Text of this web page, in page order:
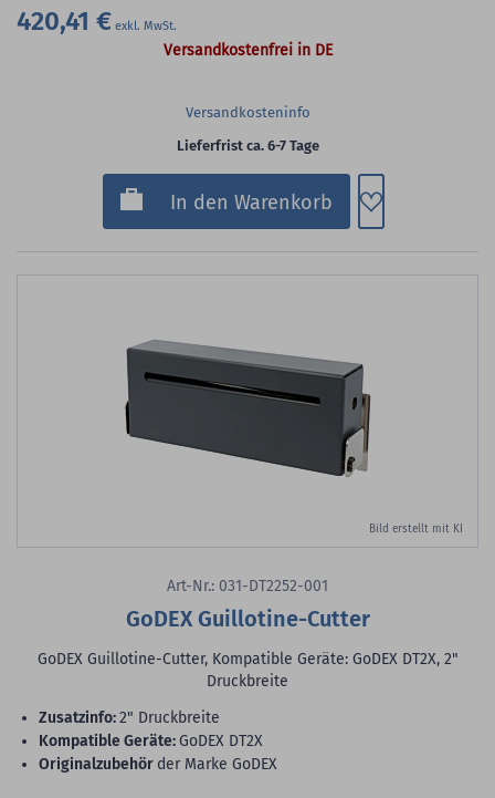
420,41 €
Versandkostenfrei in DE
Versandkosteninfo
Lieferfrist ca. 6-7 Tage
In den Warenkorb Zum
Bild erstellt mit KI
Art-Nr.: 031-DT2252-001
GoDEX Guillotine-Cutter
GoDEX Guillotine-Cutter, Kompatible Geräte: GoDEX DT2X, 2"
Druckbreite
Zusatzinfo:2" Druckbreite
Kompatible Geräte:GoDEX DT2X
Originalzubehör der Marke GoDEX